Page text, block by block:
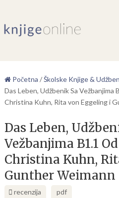
Početna /Školske Knjige &
Das Leben, Udžbenik Sa Vežbanjima
Christina Kuhn, Rita von Eggeling i
Das Leben,
Vežbanjima B1.1
Christina Kuhn,
Gunther Weimann
recenzija
pdf